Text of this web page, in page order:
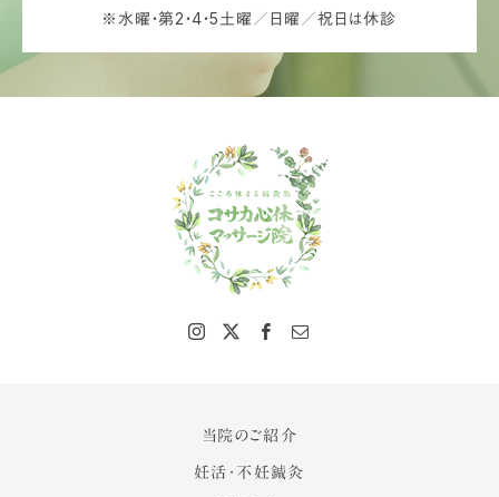
※水曜・第2・4・5土曜／日曜／祝日は休診
当院のご紹介
妊活・不妊鍼灸